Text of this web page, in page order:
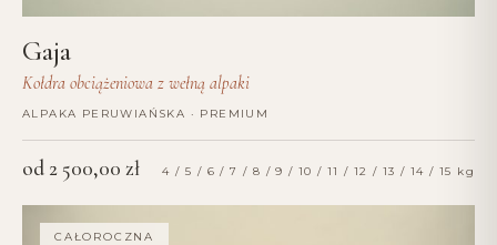
Gaja
Kołdra obciążeniowa z wełną alpaki
ALPAKA PERUWIAŃSKA · PREMIUM
od 2 500,00 zł 4 / 5 / 6 / 7 / 8 / 9 / 10 / 11 / 12 / 13 / 14 / 15 kg
CAŁOROCZNA